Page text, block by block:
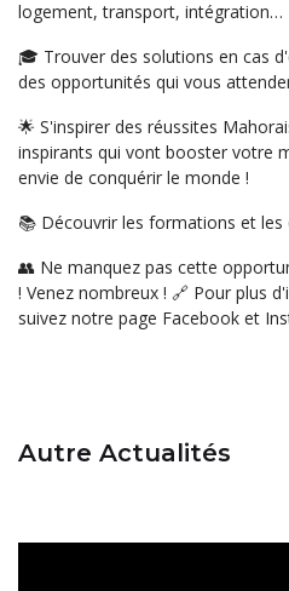
logement, transport, intégration…
🎓 Trouver des solutions en cas
des opportunités qui vous
🌟 S'inspirer des réussites
inspirants qui vont booster votre
envie de conquérir le monde !
📚 Découvrir les formations et
👥 Ne manquez pas cette
! Venez nombreux ! 🔗 Pour plus
suivez notre page Facebook et
Autre Actualités